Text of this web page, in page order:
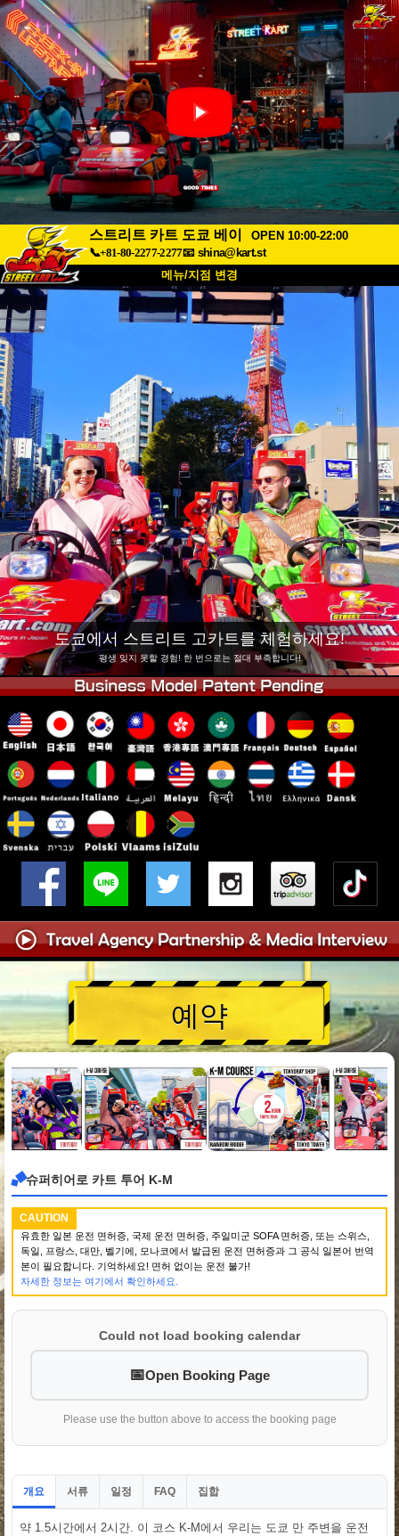
스트리트 카트 도쿄 베이
OPEN 10:00-22:00
📞+81-80-2277-2277📧 shina@kart.st
메뉴/지점 변경
최상단
자주 묻는 질문
회사 정보 예약
지점 변경
도쿄 시나가와 #1 도쿄 아키하바라#1
도쿄 아키하바라#2 도쿄 시부야
도쿄 시부야 애넥스 도쿄 베이
도쿄 아사쿠사 오사카
오키나와
도쿄에서 스트리트 고카트를 체험하세요!
평생 잊지 못할 경험! 한 번으로는 절대 부족합니다!
예약
슈퍼히어로 카트 투어 K-M
CAUTION
유효한 일본 운전 면허증, 국제 운전 면허증, 주일미군 SOFA 면허증, 또는 스위스,
독일, 프랑스, 대만, 벨기에, 모나코에서 발급된 운전 면허증과 그 공식 일본어 번역
본이 필요합니다. 기억하세요! 면허 없이는 운전 불가!
자세한 정보는 여기에서 확인하세요.
Could not load booking calendar
Open Booking Page
Please use the button above to access the booking page
개요 서류 일정 FAQ 집합
약 1.5시간에서 2시간. 이 코스 K-M에서 우리는 도쿄 만 주변을 운전